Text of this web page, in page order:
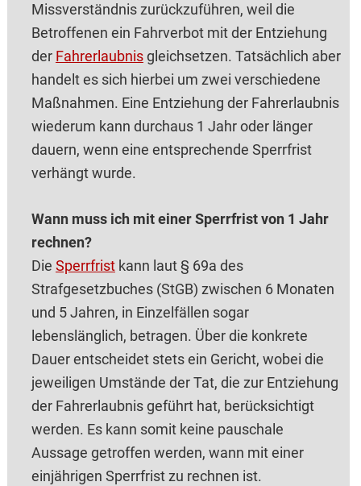
Missverständnis zurückzuführen, weil die
Betroffenen ein Fahrverbot mit der Entziehung
der Fahrerlaubnisgleichsetzen. Tatsächlich aber
handelt es sich hierbei um zwei verschiedene
Maßnahmen. Eine Entziehung der Fahrerlaubnis
wiederum kann durchaus 1 Jahr oder länger
dauern, wenn eine entsprechende Sperrfrist
verhängt wurde.
Wann muss ich mit einer Sperrfrist von 1 Jahr
rechnen?
Die Sperrfristkann laut § 69a des
Strafgesetzbuches (StGB) zwischen 6 Monaten
und 5 Jahren, in Einzelfällen sogar
lebenslänglich, betragen. Über die konkrete
Dauer entscheidet stets ein Gericht, wobei die
jeweiligen Umstände der Tat, die zur Entziehung
der Fahrerlaubnis geführt hat, berücksichtigt
werden. Es kann somit keine pauschale
Aussage getroffen werden, wann mit einer
einjährigen Sperrfrist zu rechnen ist.